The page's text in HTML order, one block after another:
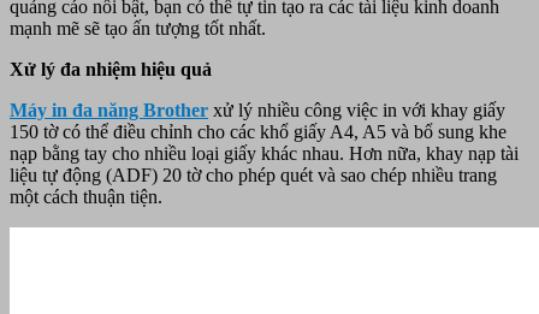
quảng cáo nổi bật, bạn có thể tự tin tạo ra các tài liệu kinh doanh
mạnh mẽ sẽ tạo ấn tượng tốt nhất.
Xử lý đa nhiệm hiệu quả
Máy in đa năng Brother xử lý nhiều công việc in với khay giấy
150 tờ có thể điều chỉnh cho các khổ giấy A4, A5 và bổ sung khe
nạp bằng tay cho nhiều loại giấy khác nhau. Hơn nữa, khay nạp tài
liệu tự động (ADF) 20 tờ cho phép quét và sao chép nhiều trang
một cách thuận tiện.